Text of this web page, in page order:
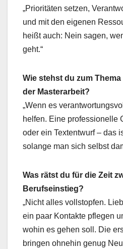
„Prioritäten setzen,
und mit den eigenen
heißt auch: Nein sagen,
geht.“
Wie stehst du zum
der Masterarbeit?
„Wenn es
helfen. Eine professionelle
oder ein Textentwurf – das
solange man sich selbst
Was rätst du für die Zeit
Berufseinstieg?
„Nicht alles vollstopfen.
ein paar Kontakte pflegen
wohin es gehen soll. Die
bringen ohnehin genug